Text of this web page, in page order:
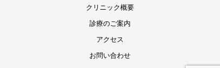
クリニック概要
診療のご案内
アクセス
お問い合わせ